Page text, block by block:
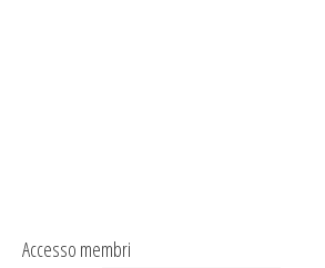
Accesso membri